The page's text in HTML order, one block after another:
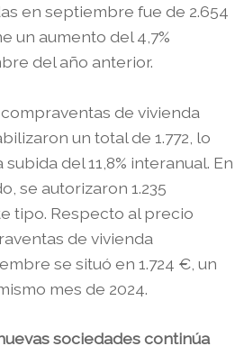
en septiembre fue de 2.654
un aumento del 4,7%
del año anterior.
de vivienda
un total de 1.772, lo
del 11,8% interanual. En
se autorizaron 1.235
tipo. Respecto al precio
de vivienda
se situó en 1.724 €, un
mes de 2024.
sociedades continúa